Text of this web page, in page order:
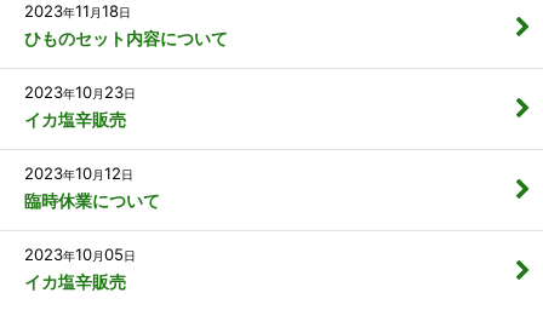
2023年11 月18日
ひものセット内容について
2023年10月 23日
イカ塩辛販売
2023年10月12日
臨時休業について
2023年10月05日
イカ塩辛販売